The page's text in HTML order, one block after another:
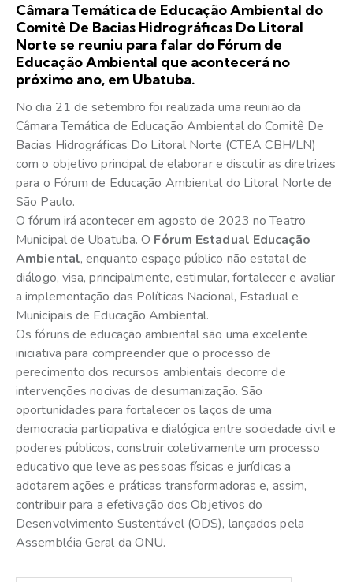
Câmara Temática de Educação Ambiental do
Comitê De Bacias Hidrográficas Do Litoral
Norte se reuniu para falar do Fórum de
Educação Ambiental que acontecerá no
próximo ano, em Ubatuba.
No dia 21 de setembro foi realizada uma reunião da
Câmara Temática de Educação Ambiental do Comitê De
Bacias Hidrográficas Do Litoral Norte (CTEA CBH/LN)
com o objetivo principal de elaborar e discutir as diretrizes
para o Fórum de Educação Ambiental do Litoral Norte de
São Paulo.
O fórum irá acontecer em agosto de 2023 no Teatro
Municipal de Ubatuba. O Fórum Estadual Educação
Ambiental, enquanto espaço público não estatal de
diálogo, visa, principalmente, estimular, fortalecer e avaliar
a implementação das Políticas Nacional, Estadual e
Municipais de Educação Ambiental.
Os fóruns de educação ambiental são uma excelente
iniciativa para compreender que o processo de
perecimento dos recursos ambientais decorre de
intervenções nocivas de desumanização. São
oportunidades para fortalecer os laços de uma
democracia participativa e dialógica entre sociedade civil e
poderes públicos, construir coletivamente um processo
educativo que leve as pessoas físicas e jurídicas a
adotarem ações e práticas transformadoras e, assim,
contribuir para a efetivação dos Objetivos do
Desenvolvimento Sustentável (ODS), lançados pela
Assembléia Geral da ONU.